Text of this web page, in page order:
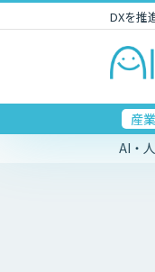
DXを推
産
AI・